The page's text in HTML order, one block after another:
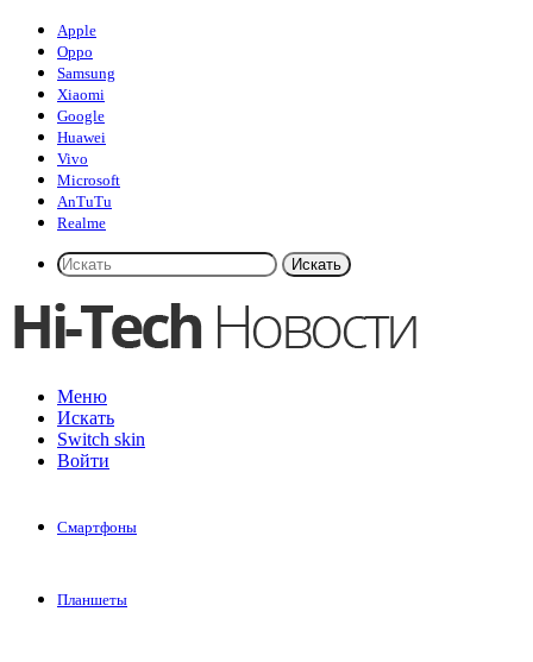
Apple
Oppo
Samsung
Xiaomi
Google
Huawei
Vivo
Microsoft
AnTuTu
Realme
Искать
Меню
Искать
Switch skin
Войти
Смартфоны
Планшеты